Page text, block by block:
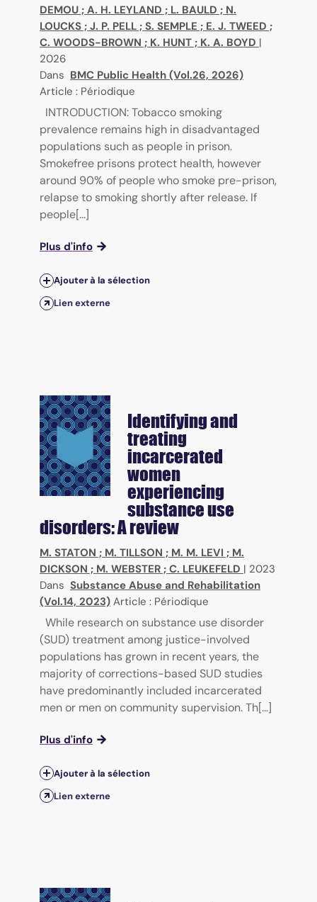
DEMOU ; A. H. LEYLAND ; L. BAULD ; N.
LOUCKS ; J. P. PELL ; S. SEMPLE ; E. J. TWEED ;
C. WOODS-BROWN ; K. HUNT ; K. A. BOYD |
2026
Dans BMC Public Health (Vol.26, 2026)
Article : Périodique
INTRODUCTION: Tobacco smoking
prevalence remains high in disadvantaged
populations such as people in prison.
Smokefree prisons protect health, however
around 90% of people who smoke pre-prison,
relapse to smoking shortly after release. If
people[...]
Plus d'info
Ajouter à la sélection
Lien externe
Identifying and
treating
incarcerated
women
experiencing
substance use
disorders: A review
M. STATON ; M. TILLSON ; M. M. LEVI ; M.
DICKSON ; M. WEBSTER ; C. LEUKEFELD | 2023
Dans Substance Abuse and Rehabilitation
(Vol.14, 2023) Article : Périodique
While research on substance use disorder
(SUD) treatment among justice-involved
populations has grown in recent years, the
majority of corrections-based SUD studies
have predominantly included incarcerated
men or men on community supervision. Th[...]
Plus d'info
Ajouter à la sélection
Lien externe